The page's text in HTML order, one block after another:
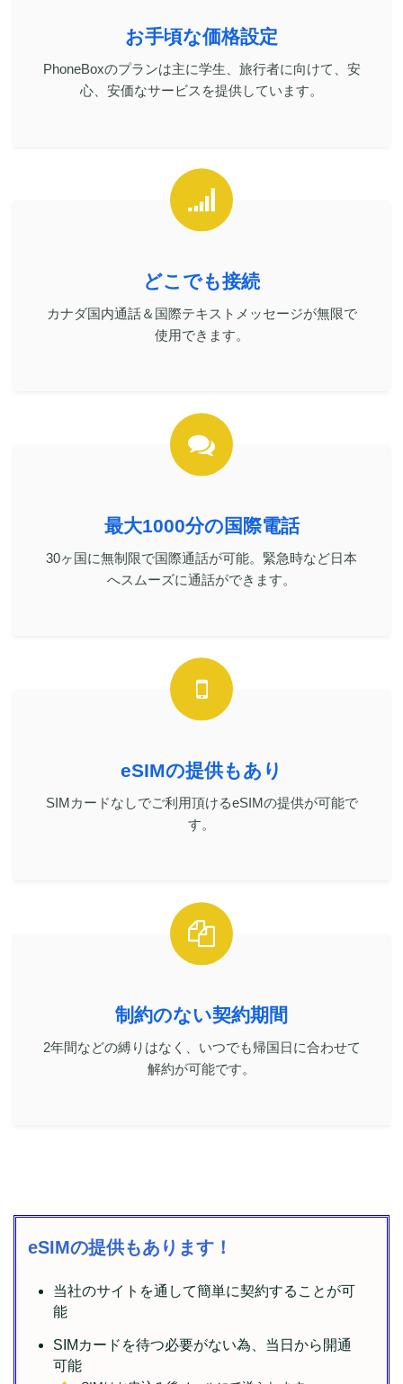
お手頃な価格設定
PhoneBoxのプランは主に学生、旅行者に向けて、安
心、安価なサービスを提供しています。
どこでも接続
カナダ国内通話＆国際テキストメッセージが無限で
使用できます。
最大1000分の国際電話
30ヶ国に無制限で国際通話が可能。緊急時など日本
へスムーズに通話ができます。
eSIMの提供もあり
SIMカードなしでご利用頂けるeSIMの提供が可能で
す。
制約のない契約期間
2年間などの縛りはなく、いつでも帰国日に合わせて
解約が可能です。
eSIMの提供もあります！
当社のサイトを通して簡単に契約することが可
能
SIMカードを待つ必要がない為、当⽇から開通
可能